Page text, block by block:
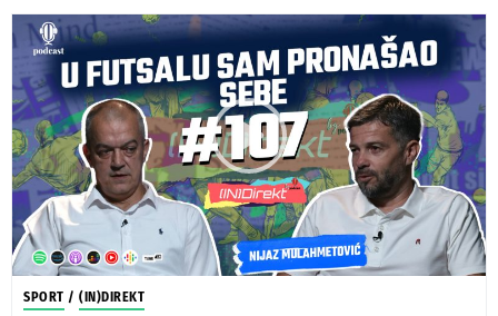
SPORT / (IN)DIREKT